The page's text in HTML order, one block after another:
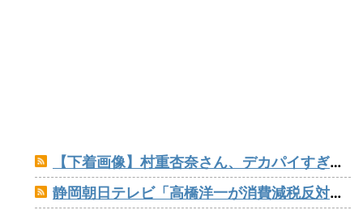
【下着画像】村重杏奈さん、デカパイすぎて万バズしてしまうwww
静岡朝日テレビ「高橋洋一が消費減税反対論をぶった斬る！『財源ない』を完全論破」